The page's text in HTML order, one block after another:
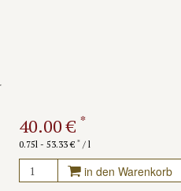
40.00 € *
0.75l - 53.33 € */ l
in den Warenkorb